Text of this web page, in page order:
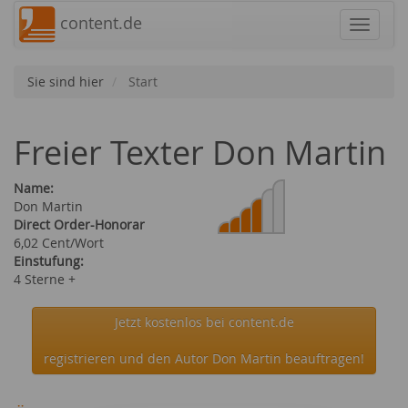
content.de
Sie sind hier Start
Freier Texter Don Martin
Name:
Don Martin
Direct Order-Honorar
6,02 Cent/Wort
Einstufung:
4 Sterne +
Jetzt kostenlos bei content.de
registrieren und den Autor Don Martin beauftragen!